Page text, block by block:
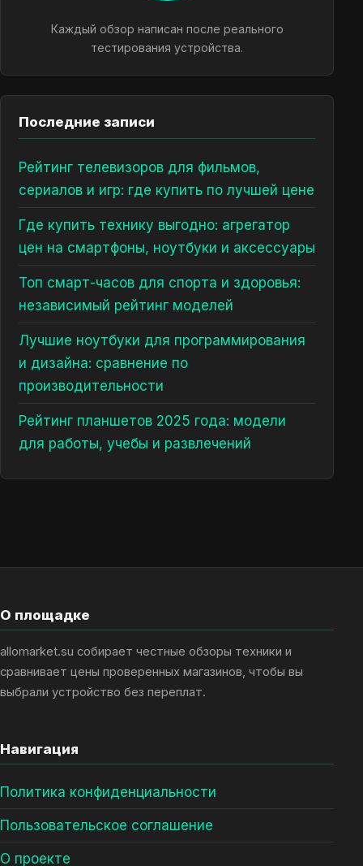
Каждый обзор написан после реального
тестирования устройства.
Последние записи
Рейтинг телевизоров для фильмов,
сериалов и игр: где купить по лучшей цене
Где купить технику выгодно: агрегатор
цен на смартфоны, ноутбуки и аксессуары
Топ смарт-часов для спорта и здоровья:
независимый рейтинг моделей
Лучшие ноутбуки для программирования
и дизайна: сравнение по
производительности
Рейтинг планшетов 2025 года: модели
для работы, учебы и развлечений
О площадке
allomarket.su собирает честные обзоры техники и
сравнивает цены проверенных магазинов, чтобы вы
выбрали устройство без переплат.
Навигация
Политика конфиденциальности
Пользовательское соглашение
О проекте